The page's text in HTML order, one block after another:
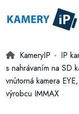
KameryIP IP
s nahrávaním na SD
vnútorná kamera
výrobcu IMMAX